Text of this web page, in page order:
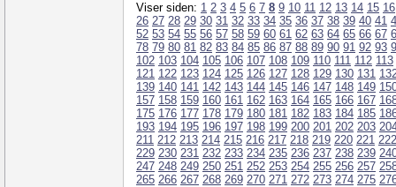
Viser siden: 1 2 3 4 5 6 7 8 9 10 11 12 13 14 15 16
26 27 28 29 30 31 32 33 34 35 36 37 38 39 40 41
52 53 54 55 56 57 58 59 60 61 62 63 64 65 66 67
78 79 80 81 82 83 84 85 86 87 88 89 90 91 92 93
102 103 104 105 106 107 108 109 110 111 112 113
121 122 123 124 125 126 127 128 129 130 131
139 140 141 142 143 144 145 146 147 148 149
157 158 159 160 161 162 163 164 165 166 167
175 176 177 178 179 180 181 182 183 184 185
193 194 195 196 197 198 199 200 201 202 203
211 212 213 214 215 216 217 218 219 220 221 222
229 230 231 232 233 234 235 236 237 238 239
247 248 249 250 251 252 253 254 255 256 257
265 266 267 268 269 270 271 272 273 274 275